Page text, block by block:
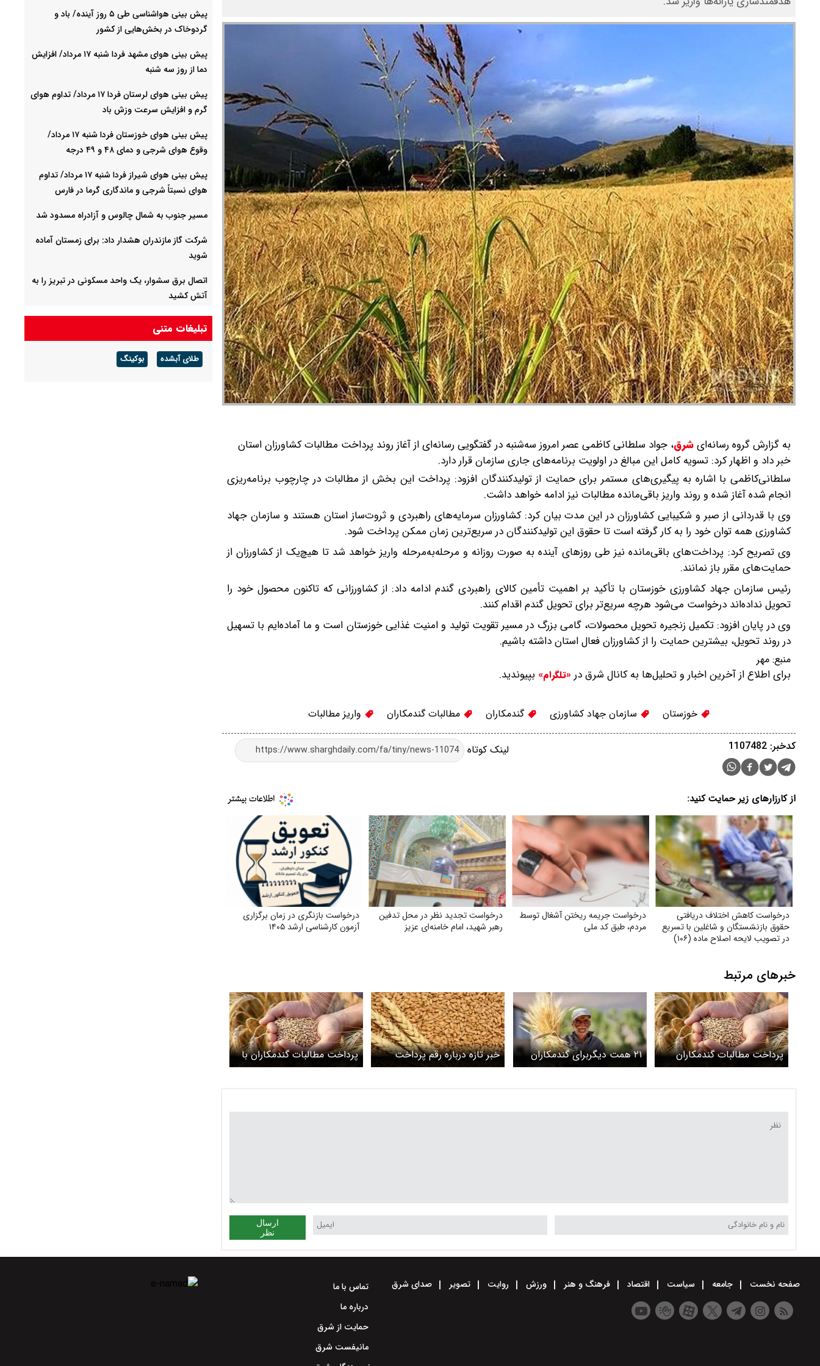
به گزارش گروه رسانه‌ایشرق، جواد سلطانی کاظمی عصر امروز سه‌شنبه در گفتگویی رسانه‌ای از آغاز روند پرداخت مطالبات کشاورزان استان
خبر داد و اظهار کرد: تسویه کامل این مبالغ در اولویت برنامه‌های جاری سازمان قرار دارد.
سلطانی‌کاظمی با اشاره به پیگیری‌های مستمر برای حمایت از تولیدکنندگان افزود: پرداخت این بخش از مطالبات در چارچوب برنامه‌ریزی
انجام شده آغاز شده و روند واریز باقی‌مانده مطالبات نیز ادامه خواهد داشت.
وی با قدردانی از صبر و شکیبایی کشاورزان در این مدت بیان کرد: کشاورزان سرمایه‌های راهبردی و ثروت‌ساز استان هستند و سازمان جهاد
کشاورزی همه توان خود را به کار گرفته است تا حقوق این تولیدکنندگان در سریع‌ترین زمان ممکن پرداخت شود.
وی تصریح کرد: پرداخت‌های باقی‌مانده نیز طی روزهای آینده به صورت روزانه و مرحله‌به‌مرحله واریز خواهد شد تا هیچ‌یک از کشاورزان از
حمایت‌های مقرر باز نمانند.
رئیس سازمان جهاد کشاورزی خوزستان با تأکید بر اهمیت تأمین کالای راهبردی گندم ادامه داد: از کشاورزانی که تاکنون محصول خود را
تحویل نداده‌اند درخواست می‌شود هرچه سریع‌تر برای تحویل گندم اقدام کنند.
وی در پایان افزود: تکمیل زنجیره تحویل محصولات، گامی بزرگ در مسیر تقویت تولید و امنیت غذایی خوزستان است و ما آماده‌ایم با تسهیل
در روند تحویل، بیشترین حمایت را از کشاورزان فعال استان داشته باشیم.
منبع: مهر
برای اطلاع از آخرین اخبار و تحلیل‌ها به کانال شرق در «تلگرام» بپیوندید.
خوزستان سازمان جهاد کشاورزی گندمکاران مطالبات گندمکاران واریز مطالبات
لینک کوتاه کدخبر: 1107482
از کارزارهای زیر حمایت کنید:
درخواست کاهش اختلاف دریافتی
حقوق بازنشستگان و شاغلین با تسریع
در تصویب لایحه اصلاح ماده (۱۰۶)
درخواست جریمه ریختن آشغال توسط
مردم، طبق کد ملی
درخواست تجدید نظر در محل تدفین
رهبر شهید، امام خامنه‌ای عزیز
درخواست بازنگری در زمان برگزاری
آزمون کارشناسی ارشد ۱۴۰۵
خبرهای مرتبط
پرداخت مطالبات گندمکاران
آغاز شد + ویدیو
۲۱ همت دیگربرای گندمکاران
واریز شد
خبر تازه درباره رقم پرداخت
مطالبات گندمکاران
پرداخت مطالبات گندمکاران با
اوراق قرضه مناسب است؟
ارسال
نظر
پیش بینی هواشناسی طی ۵ روز آینده/ باد و
گردوخاک در بخش‌هایی از کشور
پیش بینی هوای مشهد فردا شنبه ۱۷ مرداد/ افزایش
دما از روز سه شنبه
پیش بینی هوای لرستان فردا ۱۷ مرداد/ تداوم هوای
گرم و افزایش سرعت وزش باد
پیش بینی هوای خوزستان فردا شنبه ۱۷ مرداد/
وقوع هوای شرجی و دمای ۴۸ و ۴۹ درجه
پیش بینی هوای شیراز فردا شنبه ۱۷ مرداد/ تداوم
هوای نسبتاً شرجی و ماندگاری گرما در فارس
مسیر جنوب به شمال چالوس و آزادراه مسدود شد
شرکت گاز مازندران هشدار داد: برای زمستان آماده
شوید
اتصال برق سشوار، یک واحد مسکونی در تبریز را به
آتش کشید
مهار آتش‌سوزی در منطقه حفاظت‌شده دیزمار
زلزله ۴ ریشتری بندرلنگه را لرزاند
تبلیغات متنی
طلای آبشده بوکینگ
صفحه نخست جامعه سیاست اقتصاد فرهنگ و هنر ورزش روایت تصویر صدای شرق
تماس با ما
درباره ما
حمایت از شرق
مانیفست شرق